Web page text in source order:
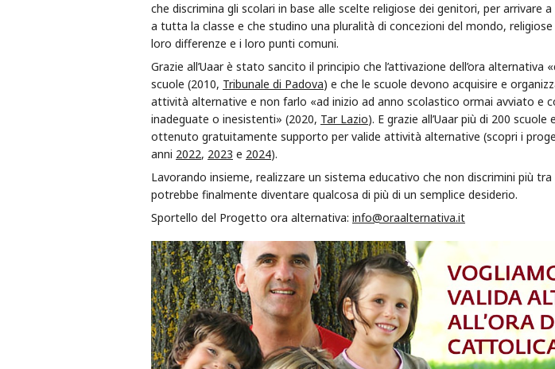
che discrimina gli scolari in base alle scelte religiose dei genitori, per arrivare
a tutta la classe e che studino una pluralità di concezioni del mondo,
loro differenze e i loro punti comuni.
Grazie all’Uaar è stato sancito il principio che l’attivazione dell’ora alternativa
scuole (2010, Tribunale di Padova) e che le scuole devono acquisire e
attività alternative e non farlo «ad inizio ad anno scolastico ormai avviato e
inadeguate o inesistenti» (2020, Tar Lazio). E grazie all’Uaar più di 200
ottenuto gratuitamente supporto per valide attività alternative (scopri i
anni 2022, 2023 e 2024).
Lavorando insieme, realizzare un sistema educativo che non discrimini più
potrebbe finalmente diventare qualcosa di più di un semplice desiderio.
Sportello del Progetto ora alternativa: info@oraalternativa.it